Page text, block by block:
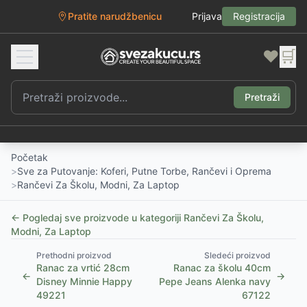
Pratite narudžbenicu Prijava Registracija
❤️ 🛒
Pretraži
Početak
>Sve za Putovanje: Koferi, Putne Torbe, Rančevi i Oprema
>Rančevi Za Školu, Modni, Za Laptop
← Pogledaj sve proizvode u kategoriji Rančevi Za Školu,
Modni, Za Laptop
←
Prethodni proizvod
Ranac za vrtić 28cm
Disney Minnie Happy
49221
Sledeći proizvod
Ranac za školu 40cm
Pepe Jeans Alenka navy
67122
→